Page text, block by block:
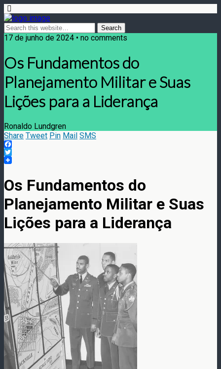
17 de junho de 2024 • no comments
Os Fundamentos do
Planejamento Militar e Suas
Lições para a Liderança
Ronaldo Lundgren
Share Tweet Pin Mail SMS
Facebook
Twitter
Os Fundamentos do
Planejamento Militar e Suas
Lições para a Liderança